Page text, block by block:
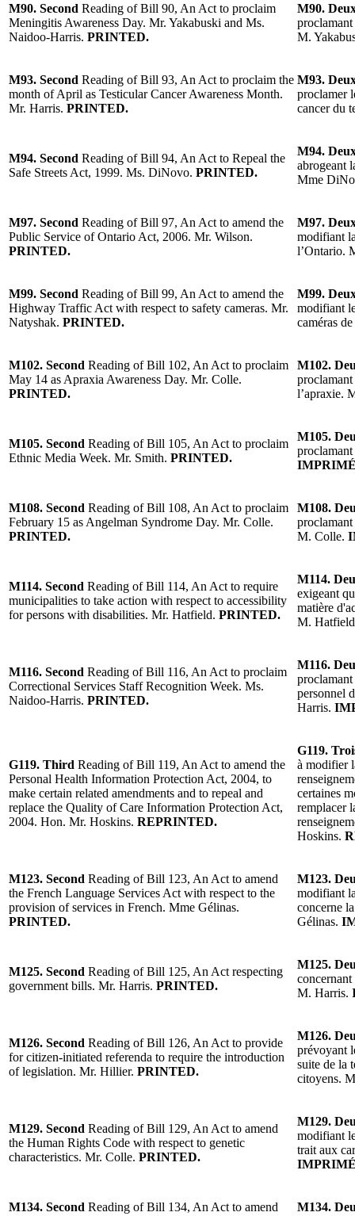
M90. Second Reading of Bill 90, An Act to proclaim
Meningitis Awareness Day. Mr. Yakabuski and Ms.
Naidoo-Harris. PRINTED.
M90.
M.
M93. Second Reading of Bill 93, An Act to proclaim the
month of April as Testicular Cancer Awareness Month.
Mr. Harris. PRINTED.
M93.
proclamer
cancer du
M94. Second Reading of Bill 94, An Act to Repeal the
Safe Streets Act, 1999. Ms. DiNovo. PRINTED.
M94.
abrogeant
Mme
M97. Second Reading of Bill 97, An Act to amend the
Public Service of Ontario Act, 2006. Mr. Wilson.
PRINTED.
M97.
modifiant
l’Ontario.
M99. Second Reading of Bill 99, An Act to amend the
Highway Traffic Act with respect to safety cameras. Mr.
Natyshak. PRINTED.
M99.
modifiant
caméras
M102. Second Reading of Bill 102, An Act to proclaim
May 14 as Apraxia Awareness Day. Mr. Colle.
PRINTED.
M102.
l’apraxie.
M105. Second Reading of Bill 105, An Act to proclaim
Ethnic Media Week. Mr. Smith. PRINTED.
M105.
M108. Second Reading of Bill 108, An Act to proclaim
February 15 as Angelman Syndrome Day. Mr. Colle.
PRINTED.
M108.
M. Colle.
M114. Second Reading of Bill 114, An Act to require
municipalities to take action with respect to accessibility
for persons with disabilities. Mr. Hatfield. PRINTED.
M114.
exigeant
matière
M.
M116. Second Reading of Bill 116, An Act to proclaim
Correctional Services Staff Recognition Week. Ms.
Naidoo-Harris. PRINTED.
M116.
proclamant
personnel
Harris.
G119. Third Reading of Bill 119, An Act to amend the
Personal Health Information Protection Act, 2004, to
make certain related amendments and to repeal and
replace the Quality of Care Information Protection Act,
2004. Hon. Mr. Hoskins. REPRINTED.
G119.
à modifier
certaines
remplacer
Hoskins.
M123. Second Reading of Bill 123, An Act to amend
the French Language Services Act with respect to the
provision of services in French. Mme Gélinas.
PRINTED.
M123.
modifiant
concerne
Gélinas.
M125. Second Reading of Bill 125, An Act respecting
government bills. Mr. Harris. PRINTED.
M125.
M. Harris.
M126. Second Reading of Bill 126, An Act to provide
for citizen-initiated referenda to require the introduction
of legislation. Mr. Hillier. PRINTED.
M126.
prévoyant
suite de la
citoyens.
M129. Second Reading of Bill 129, An Act to amend
the Human Rights Code with respect to genetic
characteristics. Mr. Colle. PRINTED.
M129.
modifiant
trait aux
M134. Second Reading of Bill 134, An Act to amend
M134.